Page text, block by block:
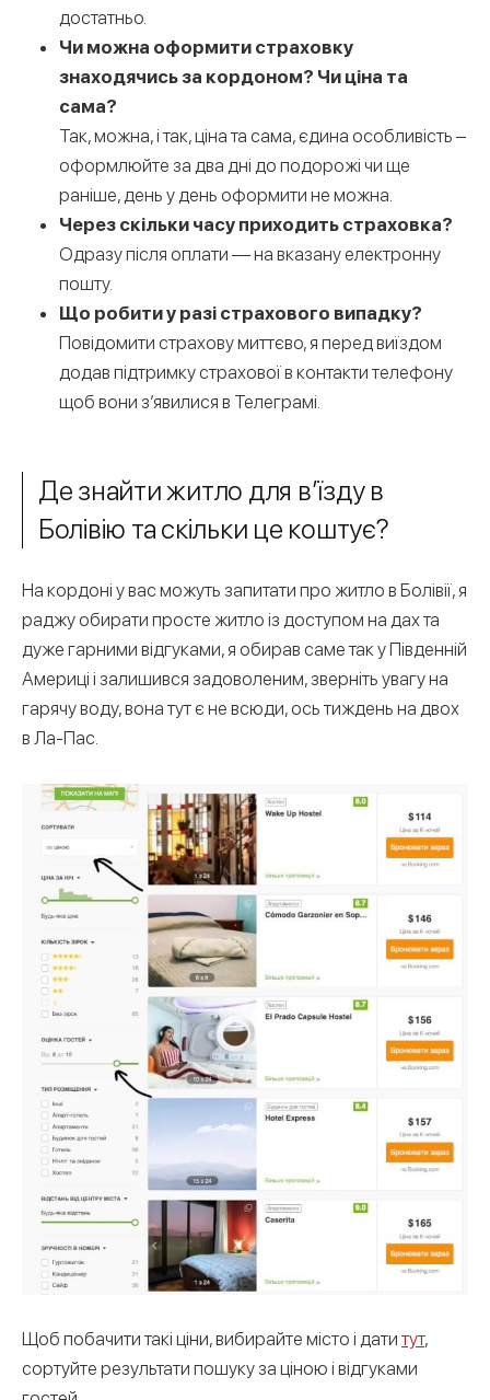
достатньо.
Чи можна оформити страховку
знаходячись за кордоном? Чи ціна та
сама?
Так, можна, і так, ціна та сама, єдина особливість –
оформлюйте за два дні до подорожі чи ще
раніше, день у день оформити не можна.
Через скільки часу приходить страховка?
Одразу після оплати — на вказану електронну
пошту.
Що робити у разі страхового випадку?
Повідомити страхову миттєво, я перед виїздом
додав підтримку страхової в контакти телефону
щоб вони з’явилися в Телеграмі.
Де знайти житло для в’їзду в
Болівію та скільки це коштує?
На кордоні у вас можуть запитати про житло в Болівії, я
раджу обирати просте житло із доступом на дах та
дуже гарними відгуками, я обирав саме так у Південній
Америці і залишився задоволеним, зверніть увагу на
гарячу воду, вона тут є не всюди, ось тиждень на двох
в Ла-Пас.
Щоб побачити такі ціни, вибирайте місто і дати тут,
сортуйте результати пошуку за ціною і відгуками